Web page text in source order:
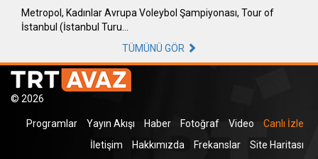
Metropol, Kadınlar Avrupa Voleybol Şampiyonası, Tour of
İstanbul (İstanbul Turu…
TÜMÜNÜ GÖR
© 2026
Programlar Yayın Akışı Haber Fotoğraf Video
Canlı İzle
İletişim
Hakkımızda Frekanslar
Site Haritası